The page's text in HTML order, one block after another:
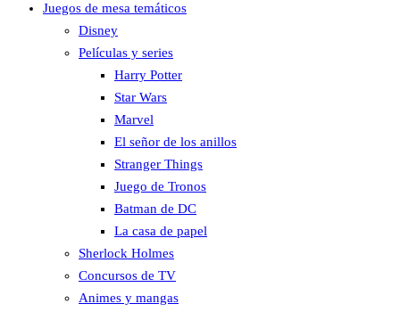
Juegos de mesa temáticos
Disney
Películas y series
Harry Potter
Star Wars
Marvel
El señor de los anillos
Stranger Things
Juego de Tronos
Batman de DC
La casa de papel
Sherlock Holmes
Concursos de TV
Animes y mangas